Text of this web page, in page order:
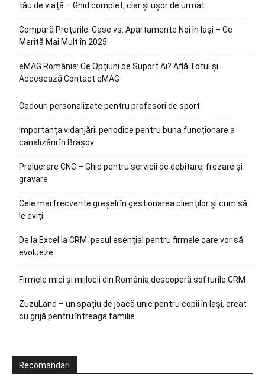
tău de viață – Ghid complet, clar și ușor de urmat
Compară Prețurile: Case vs. Apartamente Noi în Iași – Ce
Merită Mai Mult în 2025
eMAG România: Ce Opțiuni de Suport Ai? Află Totul și
Accesează Contact eMAG
Cadouri personalizate pentru profesori de sport
Importanța vidanjării periodice pentru buna funcționare a
canalizării în Brașov
Prelucrare CNC – Ghid pentru servicii de debitare, frezare și
gravare
Cele mai frecvente greșeli în gestionarea clienților și cum să
le eviți
De la Excel la CRM: pasul esențial pentru firmele care vor să
evolueze
Firmele mici și mijlocii din România descoperă softurile CRM
ZuzuLand – un spațiu de joacă unic pentru copii în Iași, creat
cu grijă pentru întreaga familie
Recomandari